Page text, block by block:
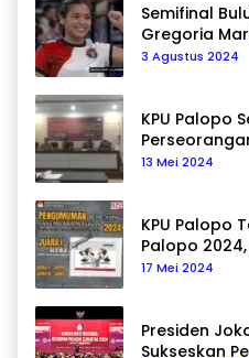
Semifinal
Gregoria
Pemain Asal
3 Agustus 2024
KPU Palopo
13 Mei 2024
KPU Palopo
Palopo
17 Mei 2024
Presiden
Sukseskan